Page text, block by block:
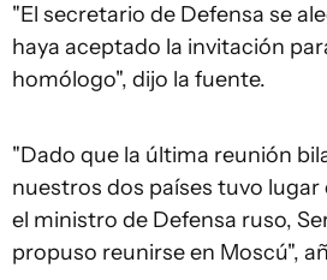
"El secretario de Defensa se
haya aceptado la invitación
homólogo", dijo la fuente.
"Dado que la última reunión
nuestros dos países tuvo lugar
el ministro de Defensa ruso,
propuso reunirse en Moscú",